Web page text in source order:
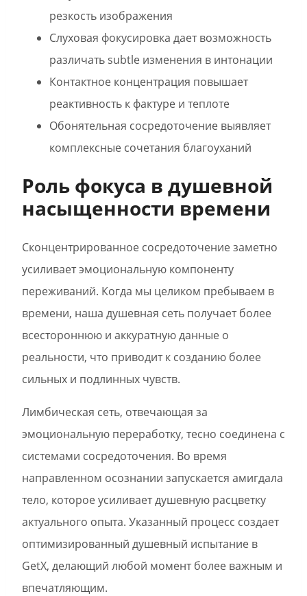
резкость изображения
Слуховая фокусировка дает возможность
различать subtle изменения в интонации
Контактное концентрация повышает
реактивность к фактуре и теплоте
Обонятельная сосредоточение выявляет
комплексные сочетания благоуханий
Роль фокуса в душевной
насыщенности времени
Сконцентрированное сосредоточение заметно
усиливает эмоциональную компоненту
переживаний. Когда мы целиком пребываем в
времени, наша душевная сеть получает более
всестороннюю и аккуратную данные о
реальности, что приводит к созданию более
сильных и подлинных чувств.
Лимбическая сеть, отвечающая за
эмоциональную переработку, тесно соединена с
системами сосредоточения. Во время
направленном осознании запускается амигдала
тело, которое усиливает душевную расцветку
актуального опыта. Указанный процесс создает
оптимизированный душевный испытание в
GetX, делающий любой момент более важным и
впечатляющим.